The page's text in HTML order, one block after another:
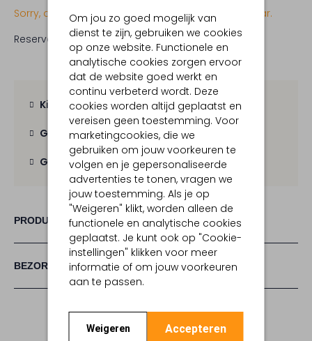
Om jou zo goed mogelijk van
dienst te zijn, gebruiken we cookies
op onze website. Functionele en
analytische cookies zorgen ervoor
dat de website goed werkt en
continu verbeterd wordt. Deze
cookies worden altijd geplaatst en
vereisen geen toestemming. Voor
marketingcookies, die we
gebruiken om jouw voorkeuren te
volgen en je gepersonaliseerde
advertenties te tonen, vragen we
jouw toestemming. Als je op
"Weigeren" klikt, worden alleen de
functionele en analytische cookies
geplaatst. Je kunt ook op "Cookie-
instellingen" klikken voor meer
informatie of om jouw voorkeuren
aan te passen.
Weigeren Accepteren
Sorry, dit item is momenteel (nog) niet beschikbaar.
Reserveer direct in een van onze 19 boutiques
Kies zelf je bezorgmoment
Gratis verzendingvanaf € 100,-
Gratis retourbinnen 30 dagen
PRODUCT INFORMATIE
BEZORGEN & RETOURNEREN